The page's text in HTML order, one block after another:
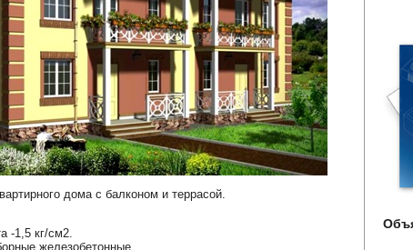
дома с балконом и террасой.
-1,5 кг/см2.
железобетонные.